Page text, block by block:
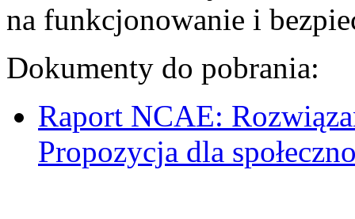
na funkcjonowanie i
Dokumenty do pobrania:
Raport NCAE:
Propozycja dla